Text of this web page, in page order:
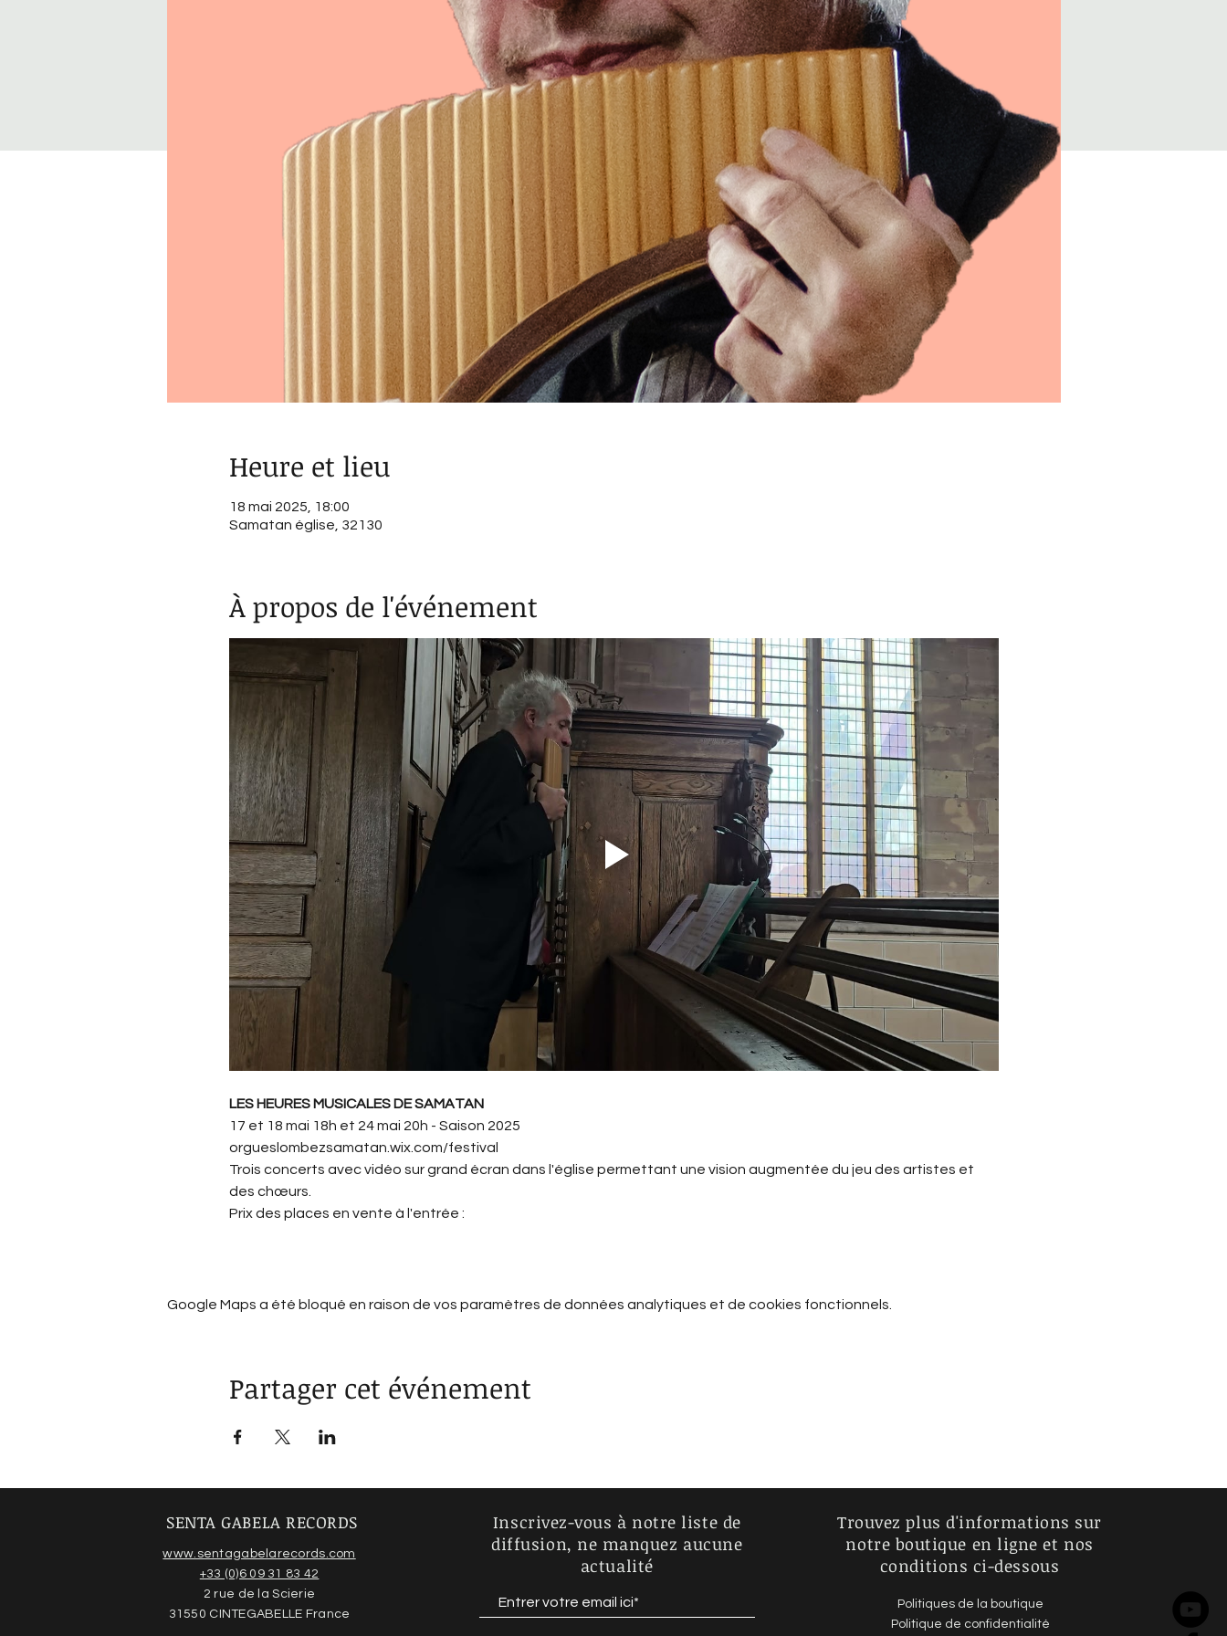
Heure et lieu
18 mai 2025, 18:00
Samatan église, 32130
À propos de l'événement
LES HEURES MUSICALES DE SAMATAN
17 et 18 mai 18h et 24 mai 20h - Saison 2025
orgueslombezsamatan.wix.com/festival
Trois concerts avec vidéo sur grand écran dans l'église permettant une vision augmentée du jeu des artistes et
des chœurs.
Prix des places en vente à l'entrée :
Google Maps a été bloqué en raison de vos paramètres de données analytiques et de cookies fonctionnels.
Partager cet événement
SENTA GABELA RECORDS
www.sentagabelarecords.com
+33 (0)6 09 31 83 42
2 rue de la Scierie
31550 CINTEGABELLE France
Inscrivez-vous à notre liste de
diffusion, ne manquez aucune
actualité
Trouvez plus d'informations sur
notre boutique en ligne et nos
conditions ci-dessous
Politiques de la boutique
Politique de confidentialité